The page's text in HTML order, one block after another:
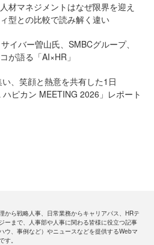
材マネジメントはなぜ限界を迎え
型との比較で読み解く違い
イバー曽山氏、SMBCグループ、
が語る「AI×HR」
、笑顔と熱意を共有した1日
ピカン MEETING 2026」レポート
から戦略人事、日常業務からキャリアパス、HRテ
ーまで、人事部や人事に関わる皆様に役立つ記事
ハウ、事例など）やニュースなどを提供するWebマ
す。